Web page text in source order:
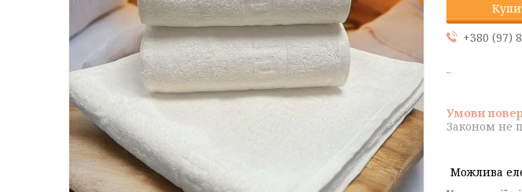
+380 (97)
Законом не